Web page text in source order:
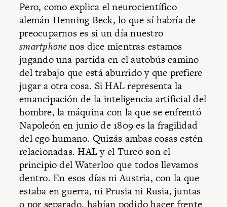
Pero, como explica el neurocientífico
alemán Henning Beck, lo que sí habría de
preocuparnos es si un día nuestro
smartphonenos dice mientras estamos
jugando una partida en el autobús camino
del trabajo que está aburrido y que prefiere
jugar a otra cosa. Si HAL representa la
emancipación de la inteligencia artificial del
hombre, la máquina con la que se enfrentó
Napoleón en junio de 1809 es la fragilidad
del ego humano. Quizás ambas cosas estén
relacionadas. HAL y el Turco son el
principio del Waterloo que todos llevamos
dentro. En esos días ni Austria, con la que
estaba en guerra, ni Prusia ni Rusia, juntas